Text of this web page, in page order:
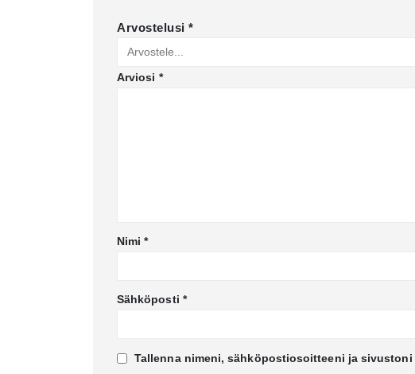
Arvostelusi *
Arviosi *
Nimi*
Sähköposti *
Tallenna nimeni, sähköpostiosoitteeni ja